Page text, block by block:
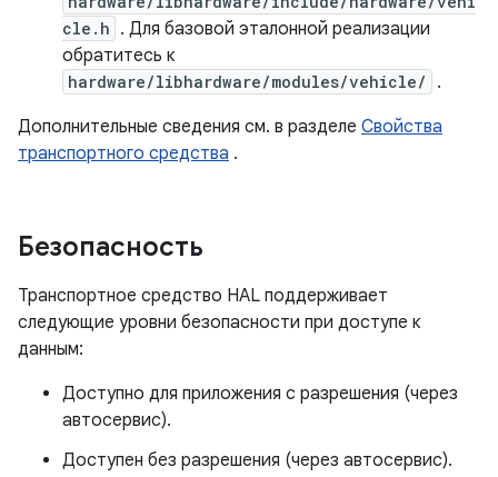
cle.h . Для базовой эталонной реализации
обратитесь к
hardware/libhardware/modules/vehicle/
.
Дополнительные сведения см. в разделе Свойства
транспортного средства .
Безопасность
Транспортное средство HAL поддерживает
следующие уровни безопасности при доступе к
данным:
Доступно для приложения с разрешения (через
автосервис).
Доступен без разрешения (через автосервис).